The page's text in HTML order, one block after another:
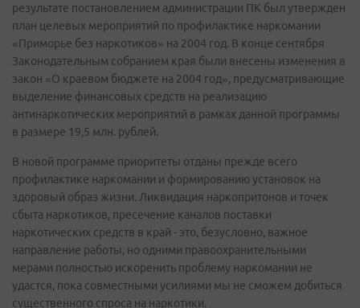
результате постановлением администрации ПК был утвержден
план целевых мероприятий по профилактике наркомании
«Приморье без наркотиков» на 2004 год. В конце сентября
Законодательным собранием края были внесены изменения в
закон «О краевом бюджете на 2004 год», предусматривающие
выделение финансовых средств на реализацию
антинаркотических мероприятий в рамках данной программы
в размере 19,5 млн. рублей.
В новой программе приоритеты отданы прежде всего
профилактике наркомании и формированию установок на
здоровый образ жизни. Ликвидация наркопритонов и точек
сбыта наркотиков, пресечение каналов поставки
наркотических средств в край - это, безусловно, важное
направление работы, но одними правоохранительными
мерами полностью искоренить проблему наркомании не
удастся, пока совместными усилиями мы не сможем добиться
существенного спроса на наркотики.